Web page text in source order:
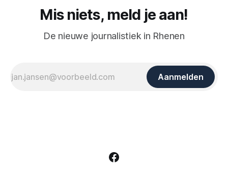
Mis niets, meld je aan!
De nieuwe journalistiek in Rhenen
Aanmelden